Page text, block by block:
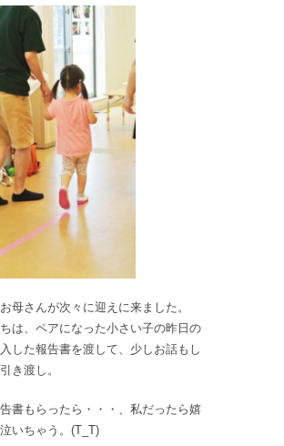
母さんが次々に迎えに来ました。
は、ペアになった小さい子の昨日の
した報告書を渡して、少しお話もし
き渡し。
書もらったら・・・、私だったら嬉
いちゃう。(T_T)